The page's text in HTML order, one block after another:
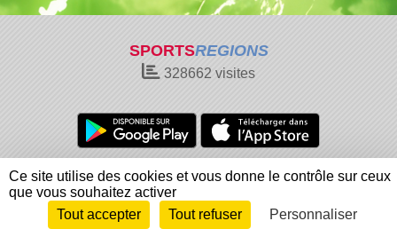
SPORTSREGIONS
328662 visites
Charte cookies
Gestion des cookies
Informations légales
Signaler un contenu inapproprié
Envie de participer ?
Connexion
Ce site utilise des cookies et vous donne le contrôle sur ceux
que vous souhaitez activer
Tout accepter
Tout refuser Personnaliser